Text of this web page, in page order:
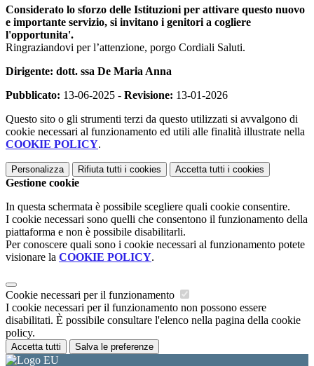
Considerato lo sforzo delle Istituzioni per attivare questo nuovo
e importante servizio, si invitano i genitori a cogliere
l'opportunita'.
Ringraziandovi per l’attenzione, porgo Cordiali Saluti.
Dirigente: dott. ssa De Maria Anna
Pubblicato: 13-06-2025 - Revisione: 13-01-2026
Questo sito o gli strumenti terzi da questo utilizzati si avvalgono di
cookie necessari al funzionamento ed utili alle finalità illustrate nella
COOKIE POLICY.
Personalizza Rifiuta tutti i cookies Accetta tutti i cookies
Gestione cookie
In questa schermata è possibile scegliere quali cookie consentire.
I cookie necessari sono quelli che consentono il funzionamento della
piattaforma e non è possibile disabilitarli.
Per conoscere quali sono i cookie necessari al funzionamento potete
visionare la COOKIE POLICY.
Cookie necessari per il funzionamento
I cookie necessari per il funzionamento non possono essere
disabilitati. È possibile consultare l'elenco nella pagina della cookie
policy.
Accetta tutti Salva le preferenze